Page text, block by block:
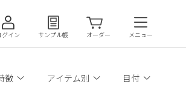
グイン サンプル帳 オーダー メニュー
徴 アイテム別 目付